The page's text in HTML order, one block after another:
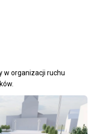
w organizacji ruchu